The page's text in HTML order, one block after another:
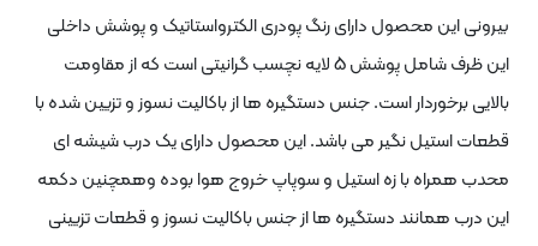
محصول دارای رنگ پودری الکترواستاتیک و پوشش داخلی
این ظرف شامل پوشش 5 لایه نچسب گرانیتی است که از مقاومت
است. جنس دستگیره ها از باکالیت نسوز و تزیین شده با
نگیر می باشد. این محصول دارای یک درب شیشه ای
با زه استیل و سوپاپ خروج هوا بوده وهمچنین دکمه
دستگیره ها از جنس باکالیت نسوز و قطعات تزیینی